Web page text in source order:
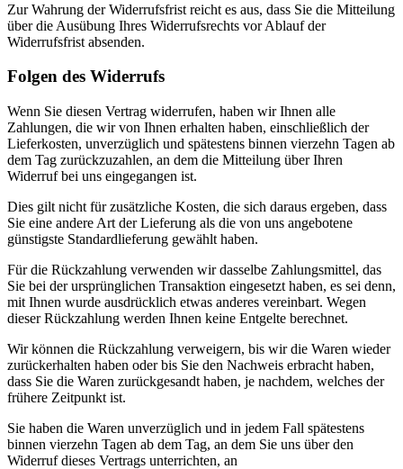
Zur Wahrung der Widerrufsfrist reicht es aus, dass Sie die Mitteilung
über die Ausübung Ihres Widerrufsrechts vor Ablauf der
Widerrufsfrist absenden.
Folgen des Widerrufs
Wenn Sie diesen Vertrag widerrufen, haben wir Ihnen alle
Zahlungen, die wir von Ihnen erhalten haben, einschließlich der
Lieferkosten, unverzüglich und spätestens binnen vierzehn Tagen ab
dem Tag zurückzuzahlen, an dem die Mitteilung über Ihren
Widerruf bei uns eingegangen ist.
Dies gilt nicht für zusätzliche Kosten, die sich daraus ergeben, dass
Sie eine andere Art der Lieferung als die von uns angebotene
günstigste Standardlieferung gewählt haben.
Für die Rückzahlung verwenden wir dasselbe Zahlungsmittel, das
Sie bei der ursprünglichen Transaktion eingesetzt haben, es sei denn,
mit Ihnen wurde ausdrücklich etwas anderes vereinbart. Wegen
dieser Rückzahlung werden Ihnen keine Entgelte berechnet.
Wir können die Rückzahlung verweigern, bis wir die Waren wieder
zurückerhalten haben oder bis Sie den Nachweis erbracht haben,
dass Sie die Waren zurückgesandt haben, je nachdem, welches der
frühere Zeitpunkt ist.
Sie haben die Waren unverzüglich und in jedem Fall spätestens
binnen vierzehn Tagen ab dem Tag, an dem Sie uns über den
Widerruf dieses Vertrags unterrichten, an